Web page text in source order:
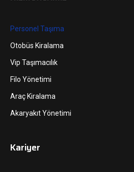
Personel Taşıma
Otobüs Kiralama
Vip Taşımacılık
Filo Yönetimi
Araç Kiralama
Akaryakıt Yönetimi
Kariyer